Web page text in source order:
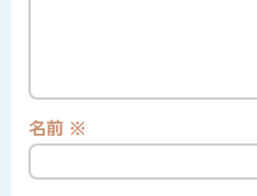
名前 ※